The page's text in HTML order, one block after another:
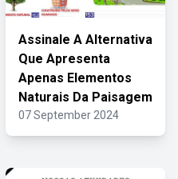
Assinale A Alternativa
Que Apresenta
Apenas Elementos
Naturais Da Paisagem
07 September 2024